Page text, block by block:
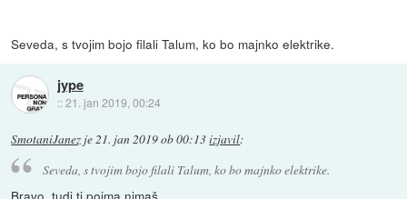
Seveda, s tvojim bojo filali Talum, ko bo majnko elektrike.
jype
::21. jan 2019, 00:24
SmotaniJanez je21. jan 2019 ob 00:13izjavil:
Seveda, s tvojim bojo filali Talum, ko bo majnko elektrike.